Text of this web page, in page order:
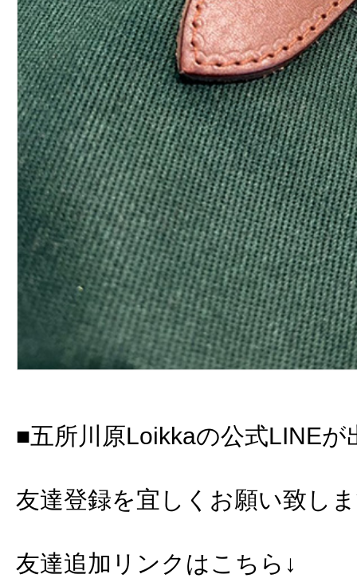
■五所川原Loikkaの公式LINEが
友達登録を宜しくお願い致しま
友達追加リンクはこちら↓